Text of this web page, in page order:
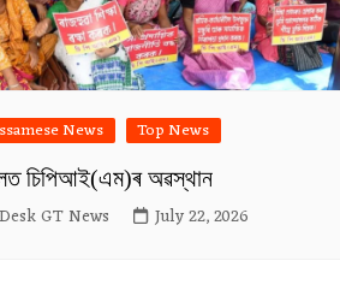
News Top News
চিপিআই(এম)ৰ অৱস্থান
Desk GT News July 22, 2026